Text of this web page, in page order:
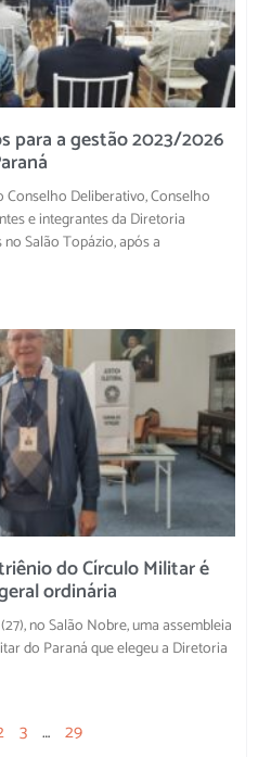
para a gestão 2023/2026
Deliberativo, Conselho
e integrantes da Diretoria
Salão Topázio, após a
do Círculo Militar é
ordinária
no Salão Nobre, uma assembleia
do Paraná que elegeu a Diretoria
3 … 29